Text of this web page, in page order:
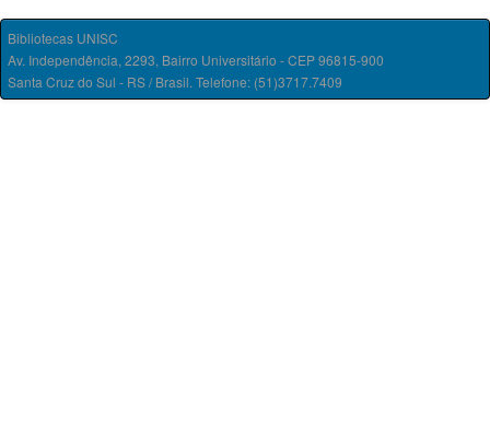
Bibliotecas UNISC
Av. Independência, 2293, Bairro Universitário - CEP 96815-900
Santa Cruz do Sul - RS / Brasil. Telefone: (51)3717.7409